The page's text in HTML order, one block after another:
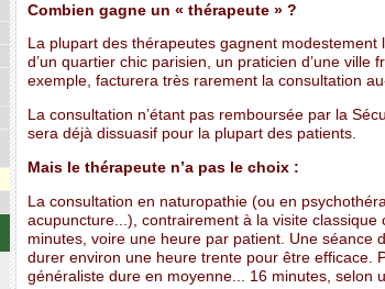
Combien gagne un « thérapeute » ?
La plupart des thérapeutes gagnent modestement
d’un quartier chic parisien, un praticien d’une
exemple, facturera très rarement la consultation
La consultation n’étant pas remboursée par la
sera déjà dissuasif pour la plupart des patients.
Mais le thérapeute n’a pas le choix :
La consultation en naturopathie (ou en
acupuncture...), contrairement à la visite
minutes, voire une heure par patient. Une séance
durer environ une heure trente pour être efficace.
généraliste dure en moyenne... 16 minutes, selon